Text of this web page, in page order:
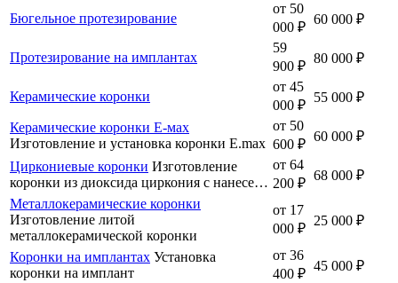
Бюгельное протезирование
от 50
000 ₽
60 000 ₽
Протезирование на имплантах
59
900 ₽
80 000 ₽
Керамические коронки
от 45
000 ₽
55 000 ₽
Керамические коронки Е-мах
Изготовление и установка коронки E.max
от 50
600 ₽
60 000 ₽
Циркониевые коронки Изготовление
коронки из диоксида циркония с нанесе…
от 64
200 ₽
68 000 ₽
Металлокерамические коронки
Изготовление литой
металлокерамической коронки
от 17
000 ₽
25 000 ₽
Коронки на имплантах Установка
коронки на имплант
от 36
400 ₽
45 000 ₽